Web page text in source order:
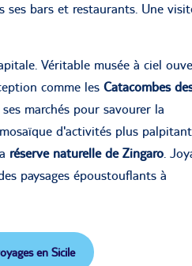
ses bars et restaurants. Une
Véritable musée à ciel
comme les Catacombes
marchés pour savourer la
d'activités plus
réserve naturelle de Zingaro.
paysages époustouflants à
en Sicile